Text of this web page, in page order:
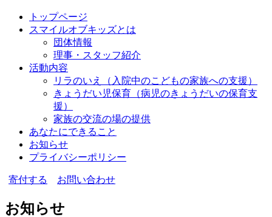
トップページ
スマイルオブキッズとは
団体情報
理事・スタッフ紹介
活動内容
リラのいえ
（入院中のこどもの家族への支援）
きょうだい児保育 （病児のきょうだいの保育支
援）
家族の交流の場の提供
あなたにできること
お知らせ
プライバシーポリシー
寄付する お問い合わせ
お知らせ